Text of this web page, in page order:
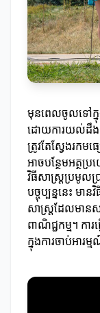
មុនពេលចូលទៅក្នុ
ដោយការយល់ដឹង
ត្រូវតែស្វែងរកម
អាចបន្ថែមអត្ថ
វិធីសាស្ត្រប្រមូលប្
បច្ចុប្បន្ននេះ មា
សាស្ត្រដែលមាន
ពាណិជ្ជកម្ម។ កា
ក្នុងការចាប់អារ